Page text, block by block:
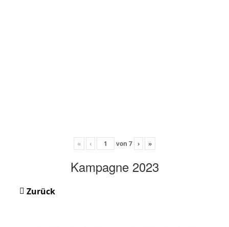
« ‹ von 7 › »
Kampagne 2023
Zurück